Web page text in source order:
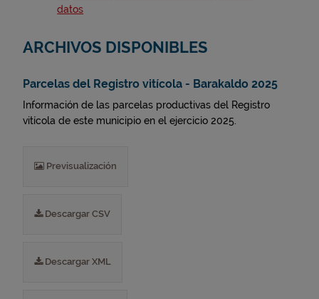
datos
ARCHIVOS DISPONIBLES
Parcelas del Registro vitícola - Barakaldo 2025
Información de las parcelas productivas del Registro
vitícola de este municipio en el ejercicio 2025.
Previsualización
Descargar CSV
Descargar XML